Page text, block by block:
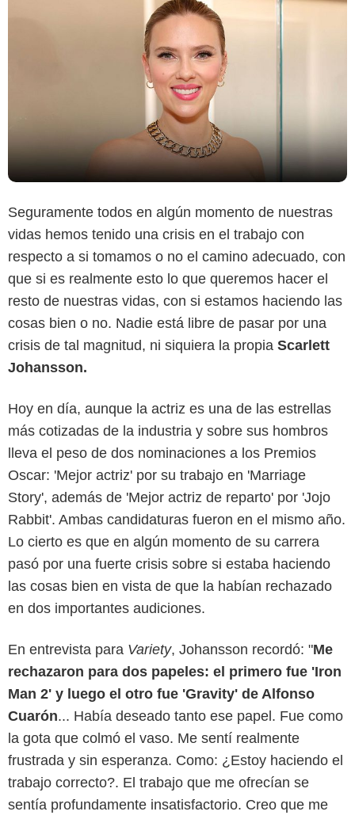
Seguramente todos en algún momento de nuestras
vidas hemos tenido una crisis en el trabajo con
respecto a si tomamos o no el camino adecuado, con
que si es realmente esto lo que queremos hacer el
resto de nuestras vidas, con si estamos haciendo las
cosas bien o no. Nadie está libre de pasar por una
crisis de tal magnitud, ni siquiera la propia Scarlett
Johansson.
Hoy en día, aunque la actriz es una de las estrellas
más cotizadas de la industria y sobre sus hombros
lleva el peso de dos nominaciones a los Premios
Oscar: 'Mejor actriz' por su trabajo en 'Marriage
Story', además de 'Mejor actriz de reparto' por 'Jojo
Rabbit'. Ambas candidaturas fueron en el mismo año.
Lo cierto es que en algún momento de su carrera
pasó por una fuerte crisis sobre si estaba haciendo
las cosas bien en vista de que la habían rechazado
en dos importantes audiciones.
En entrevista para Variety, Johansson recordó: "Me
rechazaron para dos papeles: el primero fue 'Iron
Man 2' y luego el otro fue 'Gravity' de Alfonso
Cuarón... Había deseado tanto ese papel. Fue como
la gota que colmó el vaso. Me sentí realmente
frustrada y sin esperanza. Como: ¿Estoy haciendo el
trabajo correcto?. El trabajo que me ofrecían se
sentía profundamente insatisfactorio. Creo que me